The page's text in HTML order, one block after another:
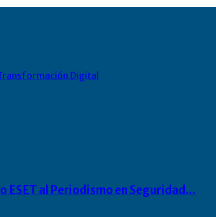
Digital
ESET al Periodismo en Seguridad…